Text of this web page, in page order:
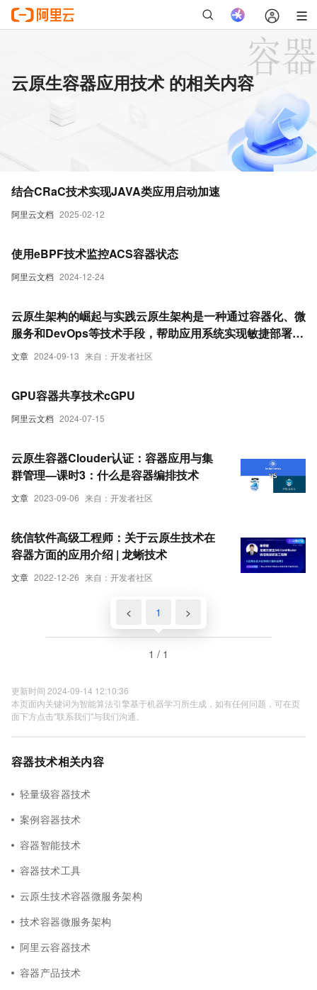
云原生容器应用技术 的相关内容
阿里云文档 2025-02-12
结合CRaC技术实现JAVA类应用启动加速
阿里云文档 2024-12-24
使用eBPF技术监控ACS容器状态
文章 2024-09-13 来自：开发者社区
云原生架构的崛起与实践云原生架构是一种通过容器化、微
服务和DevOps等技术手段，帮助应用系统实现敏捷部署、
弹性扩展和高效运维的技术理念。本文将探讨云原生的概
阿里云文档 2024-07-15
GPU容器共享技术cGPU
文章 2023-09-06 来自：开发者社区
云原生容器Clouder认证：容器应用与集
群管理—课时3：什么是容器编排技术
文章 2022-12-26 来自：开发者社区
统信软件高级工程师：关于云原生技术在
容器方面的应用介绍 | 龙蜥技术
< 1 >
1 / 1
更新时间 2024-09-14 12:10:36
本页面内关键词为智能算法引擎基于机器学习所生成，如有任何问题，可在页
面下方点击"联系我们"与我们沟通。
容器技术相关内容
轻量级容器技术
案例容器技术
容器智能技术
容器技术工具
云原生技术容器微服务架构
技术容器微服务架构
阿里云容器技术
容器产品技术